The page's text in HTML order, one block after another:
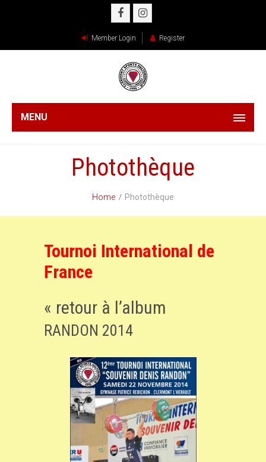
Member Login Register
MENU
Photothèque
Home Photothèque
Tournoi International de
France
« retour à l’album
RANDON 2014